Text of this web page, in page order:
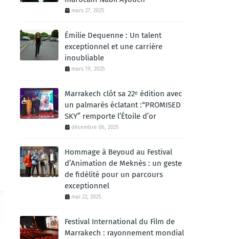
mars 27, 2025
Émilie Dequenne : Un talent
exceptionnel et une carrière
inoubliable
mars 19, 2025
Marrakech clôt sa 22ᵉ édition avec
un palmarès éclatant :“PROMISED
SKY” remporte l’Étoile d’or
décembre 06, 2025
Hommage à Beyoud au Festival
d’Animation de Meknès : un geste
de fidélité pour un parcours
exceptionnel
mai 22, 2025
Festival International du Film de
Marrakech : rayonnement mondial